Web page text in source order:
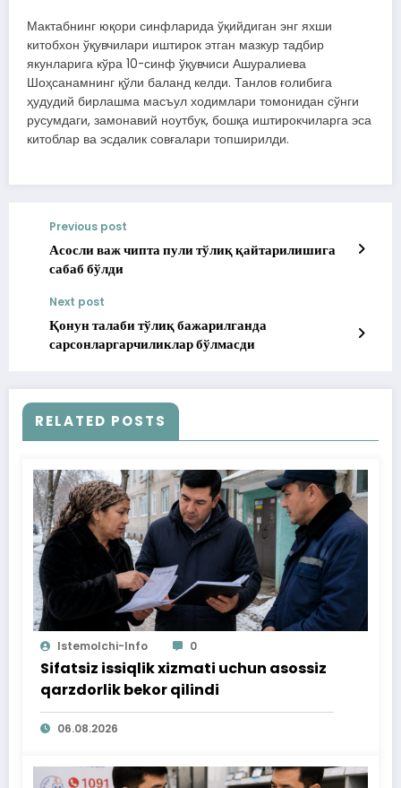
Мактабнинг юқори синфларида ўқийдиган энг яхши
китобхон ўқувчилари иштирок этган мазкур тадбир
якунларига кўра 10-синф ўқувчиси Ашуралиева
Шоҳсанамнинг қўли баланд келди. Танлов ғолибига
ҳудудий бирлашма масъул ходимлари томонидан сўнги
русумдаги, замонавий ноутбук, бошқа иштирокчиларга эса
китоблар ва эсдалик совғалари топширилди.
Previous post
Асосли важ чипта пули тўлиқ қайтарилишига
сабаб бўлди
Next post
Қонун талаби тўлиқ бажарилганда
сарсонларгарчиликлар бўлмасди
RELATED POSTS
Istemolchi-Info 0
Sifatsiz issiqlik xizmati uchun asossiz
qarzdorlik bekor qilindi
06.08.2026